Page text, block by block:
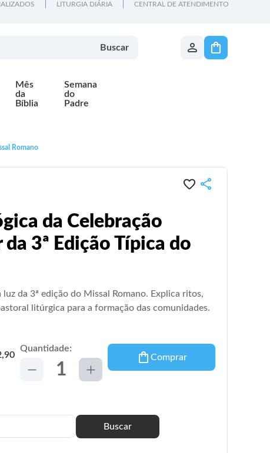
LITURGIA DIÁRIA CENTRAL DE ATENDIMENTO
Buscar
Mês
da
Bíblia
Semana
do
Padre
Romano
da Celebração
3ª Edição Típica do
da 3ª edição do Missal Romano. Explica ritos,
litúrgica para a formação das comunidades.
Quantidade:
Comprar
Buscar